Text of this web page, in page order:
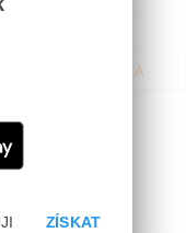
názvu od Z do A
verze různé
ZÍSKAT